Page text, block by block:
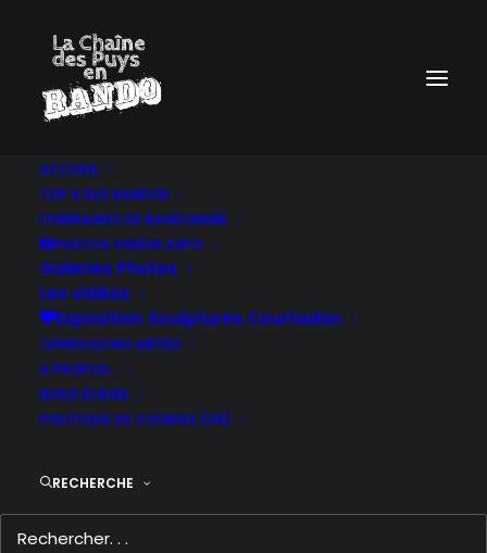
ACCUEIL
TOP 6 DES RANDOS
ITINÉRAIRES DE RANDONNÉE
PHOTOS VIDÉOS EXPO
Galeries Photos
Les vidéos
Exposition Sculptures Courtadon
PRÉVISIONS MÉTÉO
A PROPOS…
NOUS ÉCRIRE
POLITIQUE DE COOKIES (UE)
RECHERCHE